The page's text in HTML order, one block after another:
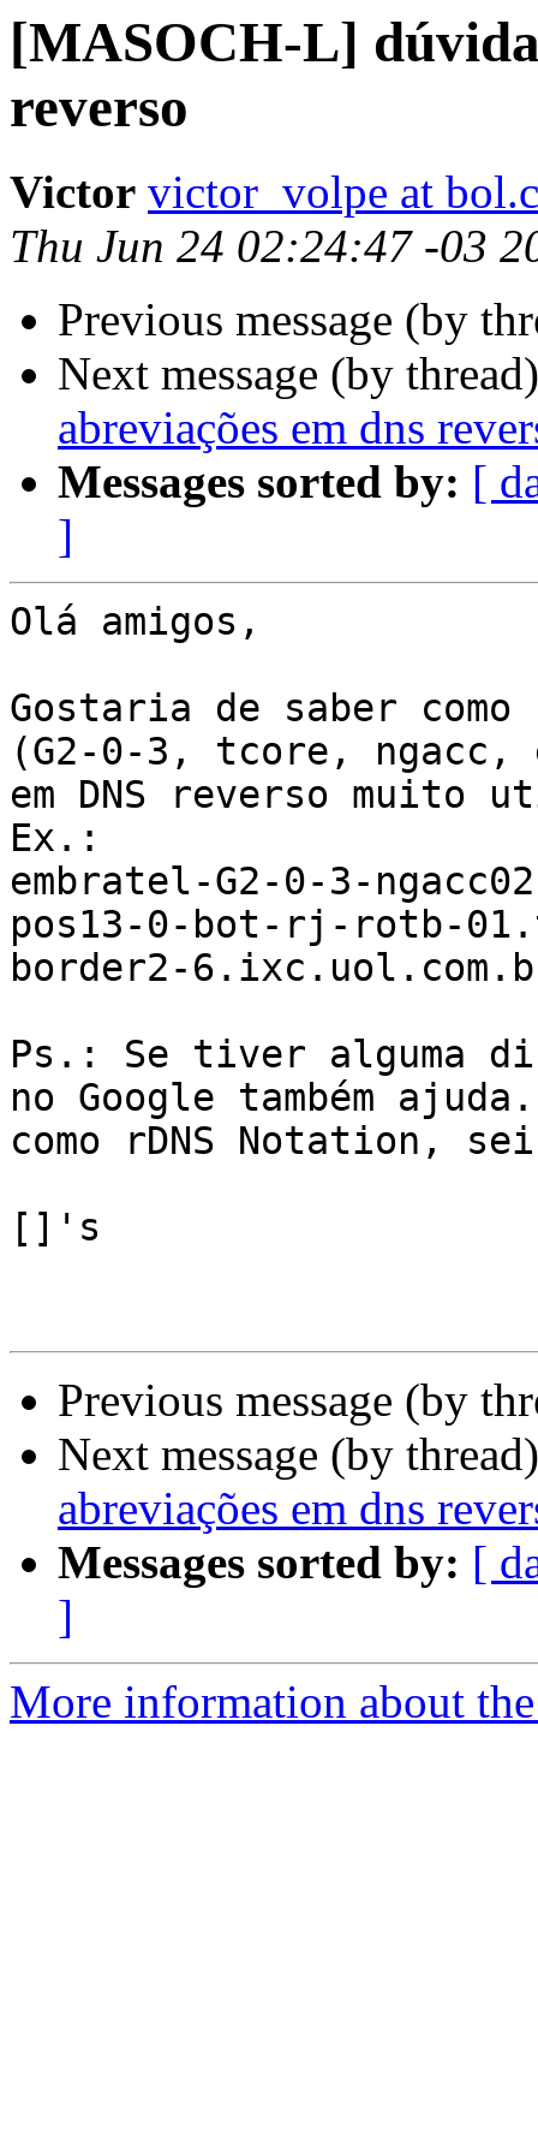
[MASOCH-L] dúvida
reverso
Victor victor_volpe at
Thu Jun 24 02:24:47 -03
Previous message (by
Next message (by
abreviações em dns
Messages sorted by: [
]
Olá amigos,
Gostaria de saber
(G2-0-3, tcore,
em DNS reverso muito
Ex.:
embratel-G2-0-3-
pos13-0-bot-rj-rotb-
border2-
Ps.: Se tiver alguma
no Google também
como rDNS Notation,
[]'s
Previous message (by
Next message (by
abreviações em dns
Messages sorted by: [
]
More information about